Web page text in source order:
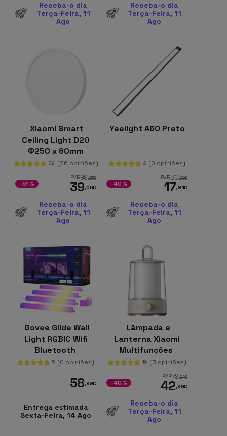
Receba-o dia
Terça-Feira, 11
Ago
Receba-o dia
Terça-Feira, 11
Ago
Xiaomi Smart
Ceiling Light D20
Φ250 x 60mm
900lm Branco
89 (36 opiniões)
PVR99,95€
39,00€
-61%
Receba-o dia
Terça-Feira, 11
Ago
Yeelight A60 Preto
2 (0 opiniões)
PVR30,00€
17,94€
-40%
Receba-o dia
Terça-Feira, 11
Ago
Govee Glide Wall
Light RGBIC Wifi
Bluetooth
5 (0 opiniões)
58,99€
Entrega estimada
Sexta-Feira, 14 Ago
Lâmpada e
Lanterna Xiaomi
Multifunções
16 (3 opiniões)
PVR79,94€
42,99€
-46%
Receba-o dia
Terça-Feira, 11
Ago